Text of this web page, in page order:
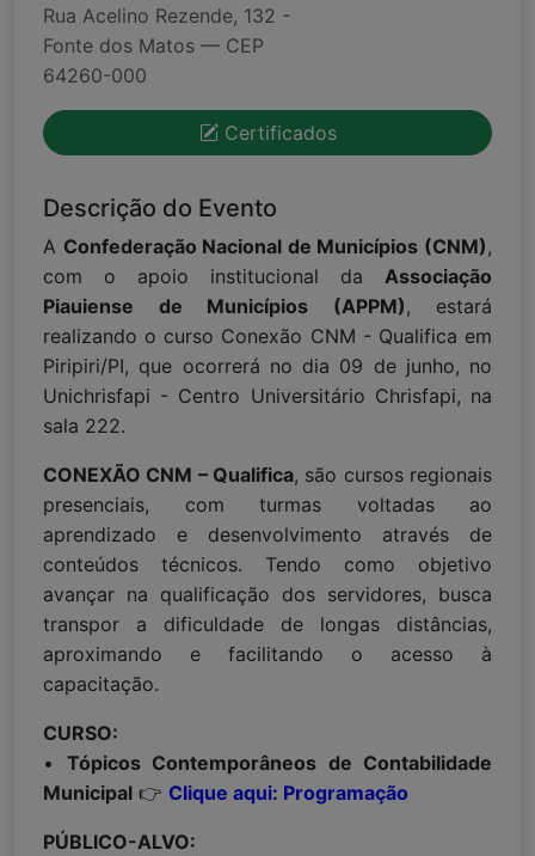
Rua Acelino Rezende, 132 -
Fonte dos Matos — CEP
64260-000
Certificados
Descrição do Evento
A Confederação Nacional de Municípios (CNM),
com o apoio institucional da Associação
Piauiense de Municípios (APPM), estará
realizando o curso Conexão CNM - Qualifica em
Piripiri/PI, que ocorrerá no dia 09 de junho, no
Unichrisfapi - Centro Universitário Chrisfapi, na
sala 222.
CONEXÃO CNM – Qualifica, são cursos regionais
presenciais, com turmas voltadas ao
aprendizado e desenvolvimento através de
conteúdos técnicos. Tendo como objetivo
avançar na qualificação dos servidores, busca
transpor a dificuldade de longas distâncias,
aproximando e facilitando o acesso à
capacitação.
CURSO:
• Tópicos Contemporâneos de Contabilidade
Municipal 👉 Clique aqui: Programação
PÚBLICO-ALVO: